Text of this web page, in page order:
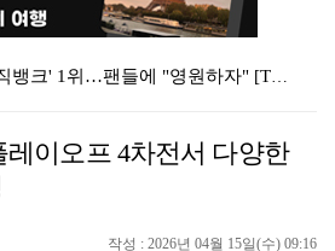
누에라, '뮤직뱅크' 1위…팬들에 "영원하자" [TV캡…
폭발까지 5분…안보현·정은채, 목숨 건 사투 시작(재벌…
이오프 4차전서 다양한
작성 : 2026년 04월 15일(수) 09:16